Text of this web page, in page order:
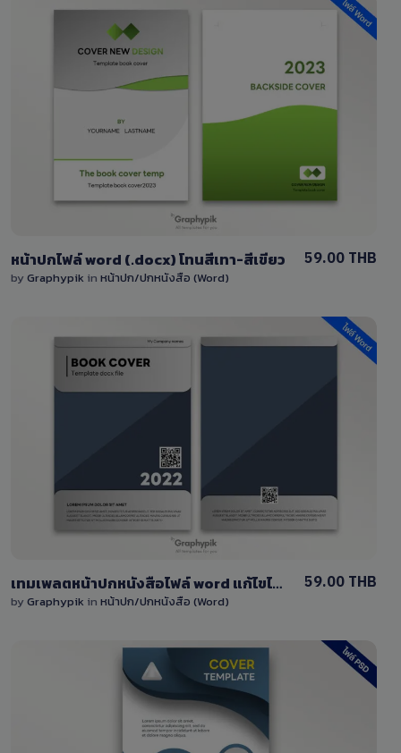
View Details
หน้าปกไฟล์ word (.docx) โทนสีเทา-สีเขียว
by Graphypik in หน้าปก/ปกหนังสือ (Word)
59.00 THB
เทมเพลตหน้าปกหนังสือไฟล์ word แก้ไขได้ง่ายๆ โทนสีเทา
by Graphypik in หน้าปก/ปกหนังสือ (Word)
59.00 THB
View Details